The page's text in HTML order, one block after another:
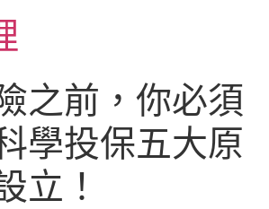
之前，你必須
學投保五大原
立！